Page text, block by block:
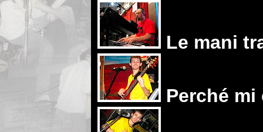
Le mani
Perché